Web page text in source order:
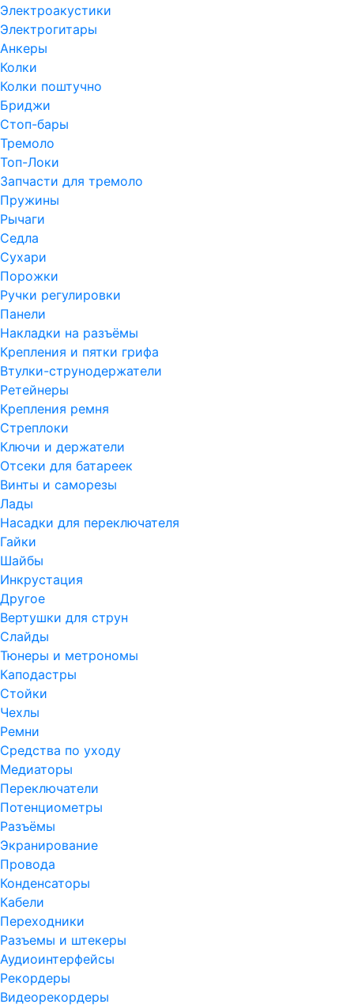
Электроакустики
Электрогитары
Анкеры
Колки
Колки поштучно
Бриджи
Стоп-бары
Тремоло
Топ-Локи
Запчасти для тремоло
Пружины
Рычаги
Седла
Сухари
Порожки
Ручки регулировки
Панели
Накладки на разъёмы
Крепления и пятки грифа
Втулки-струнодержатели
Ретейнеры
Крепления ремня
Стреплоки
Ключи и держатели
Отсеки для батареек
Винты и саморезы
Лады
Насадки для переключателя
Гайки
Шайбы
Инкрустация
Другое
Вертушки для струн
Слайды
Тюнеры и метрономы
Каподастры
Стойки
Чехлы
Ремни
Средства по уходу
Медиаторы
Переключатели
Потенциометры
Разъёмы
Экранирование
Провода
Конденсаторы
Кабели
Переходники
Разъемы и штекеры
Аудиоинтерфейсы
Рекордеры
Видеорекордеры